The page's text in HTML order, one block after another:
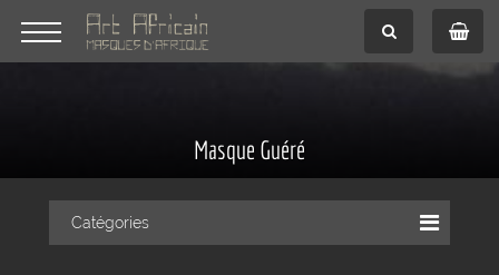
Masque Guéré
Catégories